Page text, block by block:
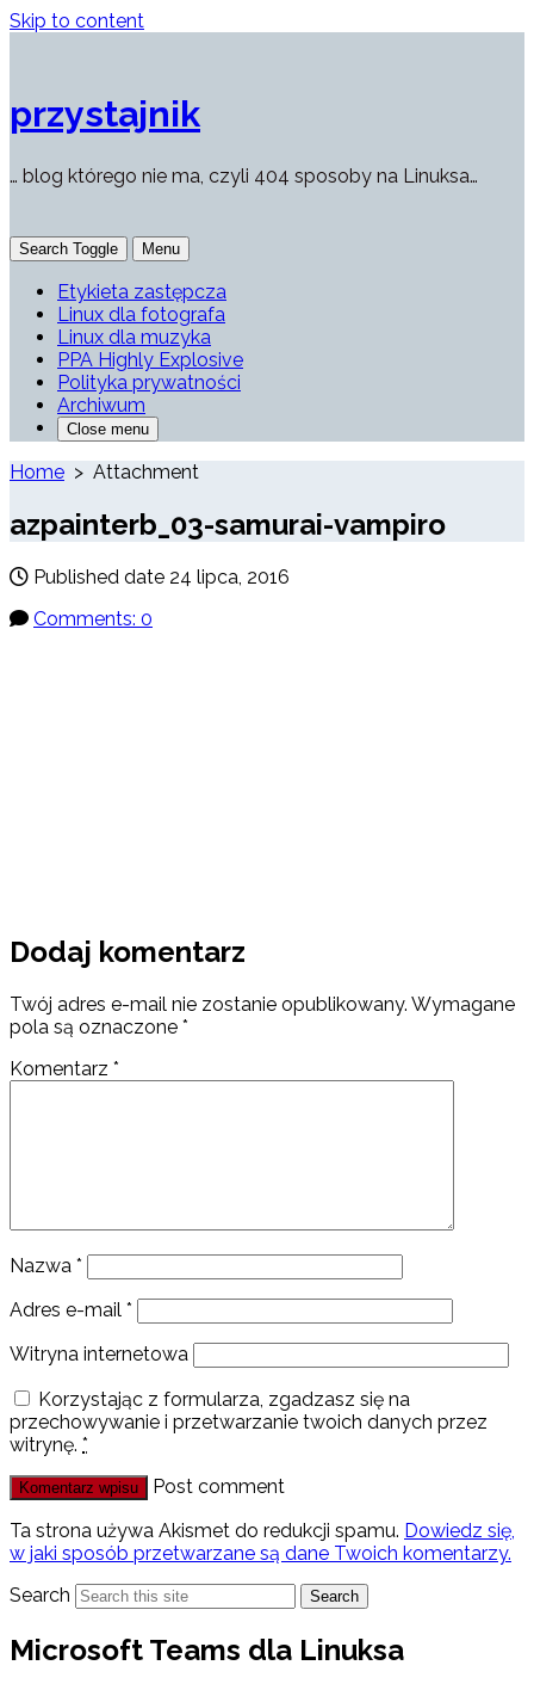
Skip to content
przystajnik
… blog którego nie ma, czyli 404 sposoby na Linuksa…
Search Toggle Menu
Etykieta zastępcza
Linux dla fotografa
Linux dla muzyka
PPA Highly Explosive
Polityka prywatności
Archiwum
Close menu
Home > Attachment
azpainterb_03-samurai-vampiro
Published date 24 lipca, 2016
Comments: 0
Dodaj komentarz
Twój adres e-mail nie zostanie opublikowany. Wymagane
pola są oznaczone *
Komentarz *
Nazwa *
Adres e-mail *
Witryna internetowa
Korzystając z formularza, zgadzasz się na
przechowywanie i przetwarzanie twoich danych przez
witrynę. *
Post comment
Ta strona używa Akismet do redukcji spamu. Dowiedz się,
w jaki sposób przetwarzane są dane Twoich komentarzy.
Search
Search
Microsoft Teams dla Linuksa